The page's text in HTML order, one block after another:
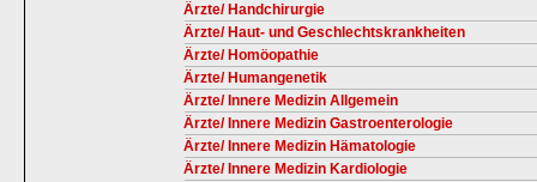
Ärzte/ Handchirurgie
Ärzte/ Haut- und Geschlechtskrankheiten
Ärzte/ Homöopathie
Ärzte/ Humangenetik
Ärzte/ Innere Medizin Allgemein
Ärzte/ Innere Medizin Gastroenterologie
Ärzte/ Innere Medizin Hämatologie
Ärzte/ Innere Medizin Kardiologie